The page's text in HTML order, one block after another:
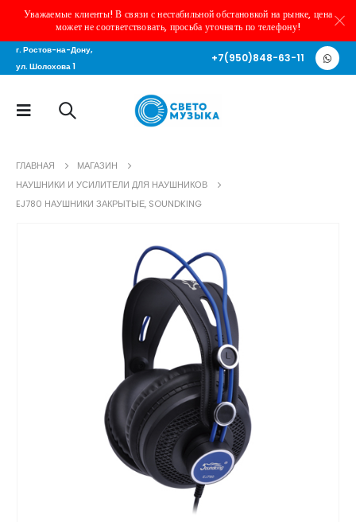
Уважаемые клиенты! В связи с нестабильной обстановкой на рынке, цена
может не соответствовать, просьба уточнять по телефону!
г. Ростов-на-Дону,
ул. Шолохова 1
+7(950)848-63-11
ГЛАВНАЯ
МАГАЗИН
НАУШНИКИ И УСИЛИТЕЛИ ДЛЯ НАУШНИКОВ
EJ780 НАУШНИКИ ЗАКРЫТЫЕ, SOUNDKING